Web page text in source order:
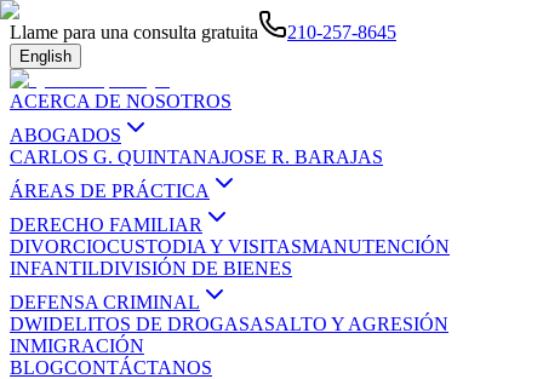
Llame para una consulta gratuita 210-257-8645
English
ACERCA DE NOSOTROS
ABOGADOS
CARLOS G. QUINTANAJOSE R. BARAJAS
ÁREAS DE PRÁCTICA
DERECHO FAMILIAR
DIVORCIOCUSTODIA Y VISITASMANUTENCIÓN
INFANTILDIVISIÓN DE BIENES
DEFENSA CRIMINAL
DWIDELITOS DE DROGASASALTO Y AGRESIÓN
INMIGRACIÓN
BLOGCONTÁCTANOS